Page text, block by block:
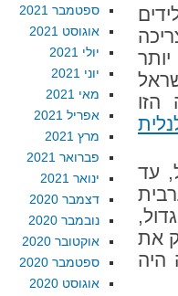
הזו
עד
את
היה
ספטמבר 2021
אוגוסט 2021
יולי 2021
יוני 2021
מאי 2021
אפריל 2021
מרץ 2021
פברואר 2021
ינואר 2021
דצמבר 2020
נובמבר 2020
אוקטובר 2020
ספטמבר 2020
אוגוסט 2020